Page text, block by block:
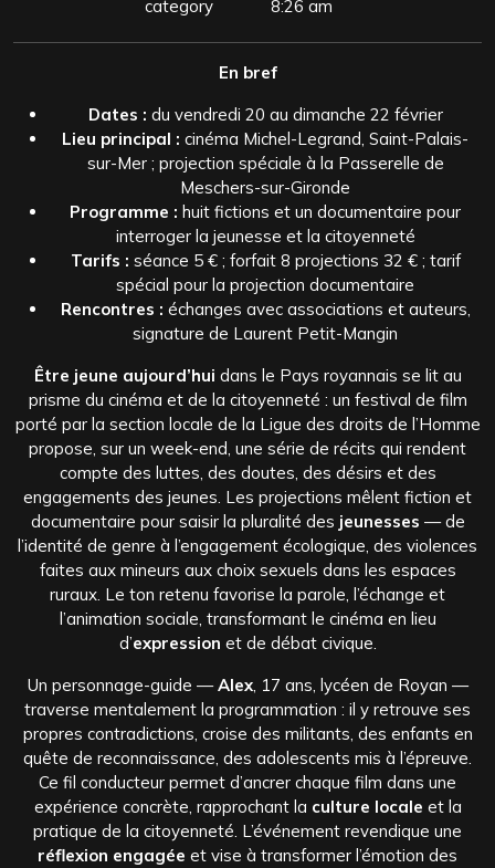
category
8:26 am
En bref
Dates : du vendredi 20 au dimanche 22 février
Lieu principal : cinéma Michel-Legrand, Saint-Palais-
sur-Mer ; projection spéciale à la Passerelle de
Meschers-sur-Gironde
Programme : huit fictions et un documentaire pour
interroger la jeunesse et la citoyenneté
Tarifs : séance 5 € ; forfait 8 projections 32 € ; tarif
spécial pour la projection documentaire
Rencontres : échanges avec associations et auteurs,
signature de Laurent Petit-Mangin
Être jeune aujourd’hui dans le Pays royannais se lit au
prisme du cinéma et de la citoyenneté : un festival de film
porté par la section locale de la Ligue des droits de l’Homme
propose, sur un week-end, une série de récits qui rendent
compte des luttes, des doutes, des désirs et des
engagements des jeunes. Les projections mêlent fiction et
documentaire pour saisir la pluralité des jeunesses — de
l’identité de genre à l’engagement écologique, des violences
faites aux mineurs aux choix sexuels dans les espaces
ruraux. Le ton retenu favorise la parole, l’échange et
l’animation sociale, transformant le cinéma en lieu
d’expression et de débat civique.
Un personnage-guide —Alex, 17 ans, lycéen de Royan —
traverse mentalement la programmation : il y retrouve ses
propres contradictions, croise des militants, des enfants en
quête de reconnaissance, des adolescents mis à l’épreuve.
Ce fil conducteur permet d’ancrer chaque film dans une
expérience concrète, rapprochant la culture locale et la
pratique de la citoyenneté. L’événement revendique une
réflexion engagée et vise à transformer l’émotion des